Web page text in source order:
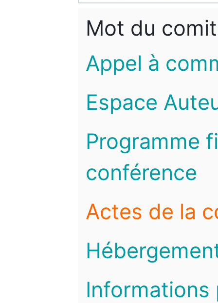
Mot du
Appel à
Espace
Programme
conférence
Actes de la
Informations